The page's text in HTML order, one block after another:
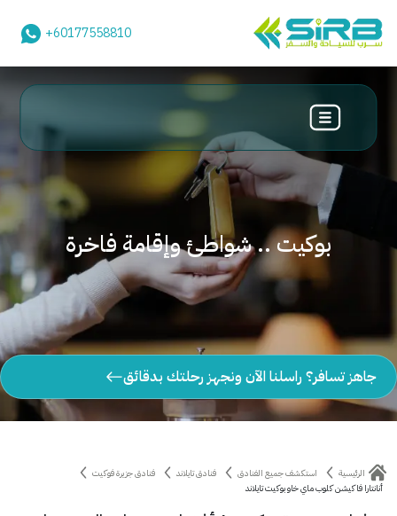
+60177558810
بوكيت .. شواطئ وإقامة فاخرة
جاهز تسافر؟ راسلنا الآن ونجهز رحلتك بدقائق
الرئيسية استكشف جميع الفنادق فنادق تايلاند
فنادق جزيرة فوكيت
أنانتارا فاكيشن كلوب ماي خاو بوكيت تايلاند